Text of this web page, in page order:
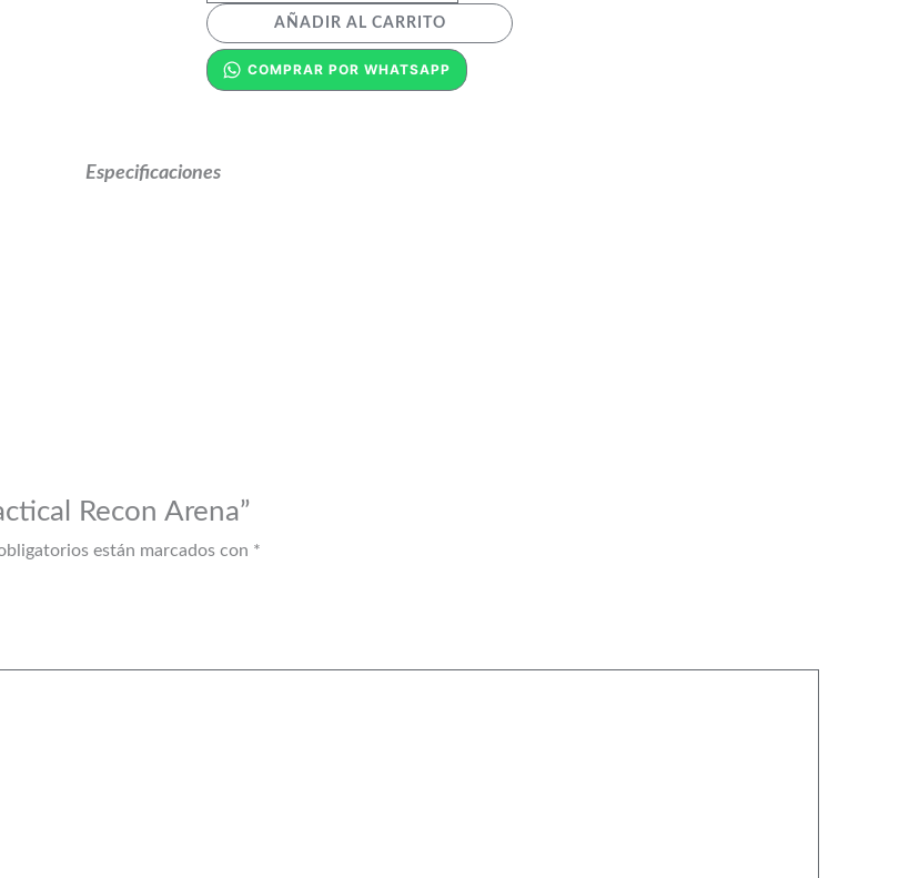
AÑADIR AL CARRITO
COMPRAR POR WHATSAPP
Especificaciones
Recon Arena”
están marcados con *